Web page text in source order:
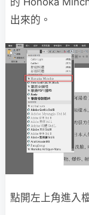
出來的。
點開左上角進入